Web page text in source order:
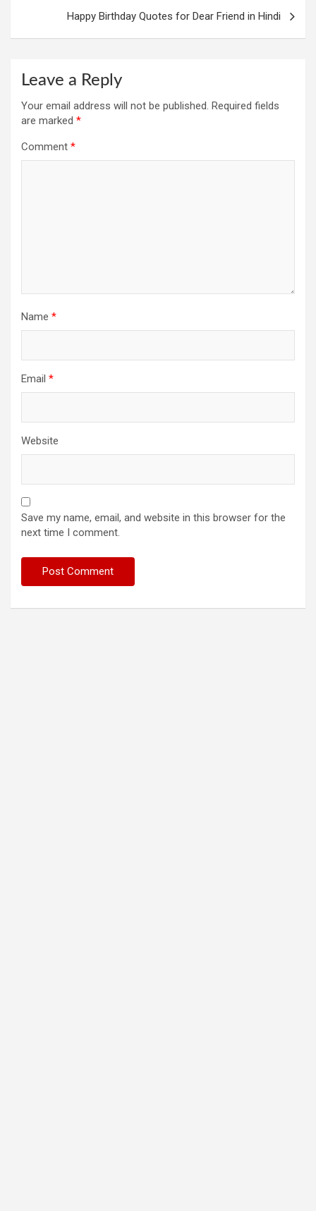
Happy Birthday Quotes for Dear Friend in Hindi
Leave a Reply
Your email address will not be published. Required fields
are marked *
Comment *
Name *
Email *
Website
Save my name, email, and website in this browser for the
next time I comment.